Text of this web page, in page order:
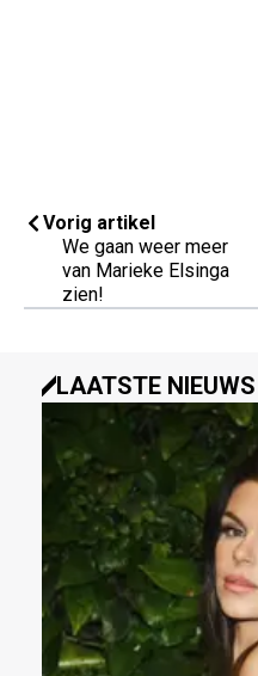
Vorig artikel
We gaan weer meer
van Marieke Elsinga
zien!
LAATSTE NIEUWS